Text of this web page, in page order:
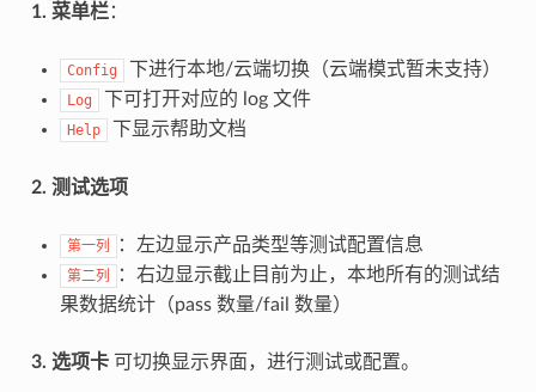
1. 菜单栏：
Config 下进行本地/云端切换（云端模式暂未支持）
Log 下可打开对应的 log 文件
Help 下显示帮助文档
2. 测试选项
第一列 ：左边显示产品类型等测试配置信息
第二列
：右边显示截止目前为止，本地所有的测试结
果数据统计（pass 数量/fail 数量）
3. 选项卡可切换显示界面，进行测试或配置。